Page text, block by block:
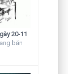
20-11
băn